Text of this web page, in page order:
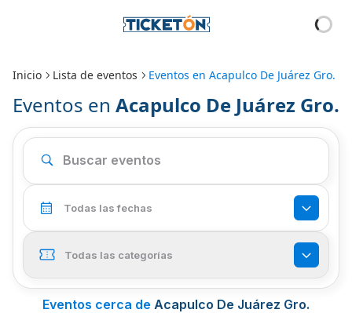
Inicio Lista de eventos Eventos en Acapulco De Juárez Gro.
Eventos en Acapulco De Juárez Gro.
Todas las fechas
Todas las categorías
Eventos cerca de Acapulco De Juárez Gro.